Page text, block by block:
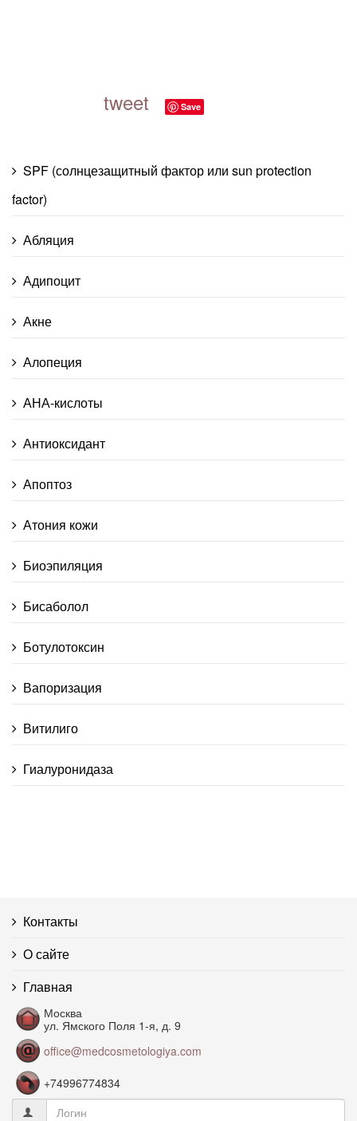
tweet Save
SPF (солнцезащитный фактор или sun protection
factor)
Абляция
Адипоцит
Акне
Алопеция
АНА-кислоты
Антиоксидант
Апоптоз
Атония кожи
Биоэпиляция
Бисаболол
Ботулотоксин
Вапоризация
Витилиго
Гиалуронидаза
Гиперпигментация
Гравитационный птоз
Депигментация
Дерма
Контакты
О сайте
Главная
Москва
ул. Ямского Поля 1-я, д. 9
office@medcosmetologiya.com
+74996774834